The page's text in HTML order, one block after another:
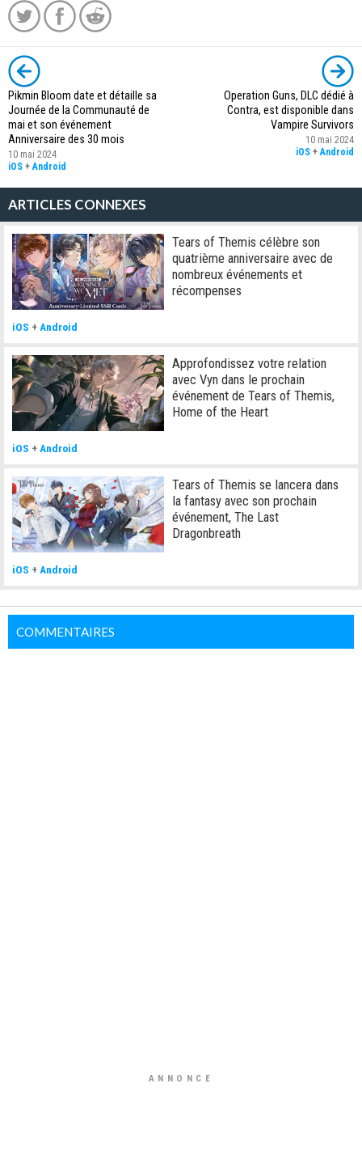
Pikmin Bloom date et détaille sa
Journée de la Communauté de
mai et son événement
Anniversaire des 30 mois
10 mai 2024
iOS +Android
Operation Guns, DLC dédié à
Contra, est disponible dans
Vampire Survivors
10 mai 2024
iOS +Android
ARTICLES CONNEXES
Tears of Themis célèbre son
quatrième anniversaire avec de
nombreux événements et
récompenses
iOS + Android
Approfondissez votre relation
avec Vyn dans le prochain
événement de Tears of Themis,
Home of the Heart
iOS + Android
Tears of Themis se lancera dans
la fantasy avec son prochain
événement, The Last
Dragonbreath
iOS +Android
COMMENTAIRES
ANNONCE